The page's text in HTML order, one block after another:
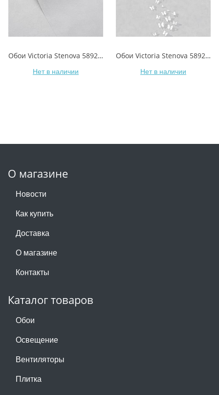
Обои Victoria Stenova 589287 INCANTO/ОЧАРОВАНИЕ
Нет в наличии
Обои Victoria Stenova 589277 INCANTO/ОЧАРОВАНИЕ
Нет в наличии
О магазине
Новости
Как купить
Доставка
О магазине
Контакты
Каталог товаров
Обои
Освещение
Вентиляторы
Плитка